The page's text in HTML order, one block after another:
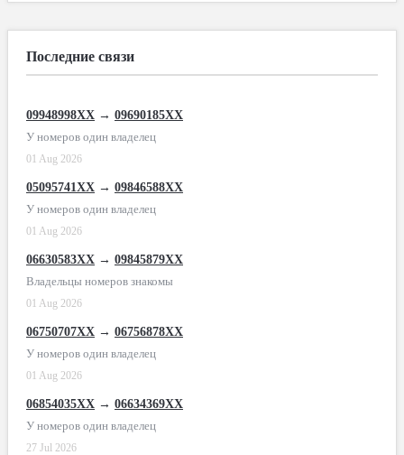
Последние связи
09948998XX → 09690185XX
У номеров один владелец
01 Aug 2026
05095741XX → 09846588XX
У номеров один владелец
01 Aug 2026
06630583XX → 09845879XX
Владельцы номеров знакомы
01 Aug 2026
06750707XX → 06756878XX
У номеров один владелец
01 Aug 2026
06854035XX → 06634369XX
У номеров один владелец
27 Jul 2026